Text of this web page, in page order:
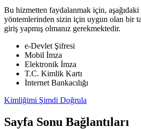
Bu hizmetten faydalanmak için,
yöntemlerinden sizin için uygun olan bir
giriş yapmış olmanız gerekmektedir.
e-Devlet Şifresi
Mobil İmza
Elektronik İmza
T.C. Kimlik Kartı
İnternet Bankacılığı
Kimliğimi Şimdi Doğrula
Sayfa Sonu Bağlantıları